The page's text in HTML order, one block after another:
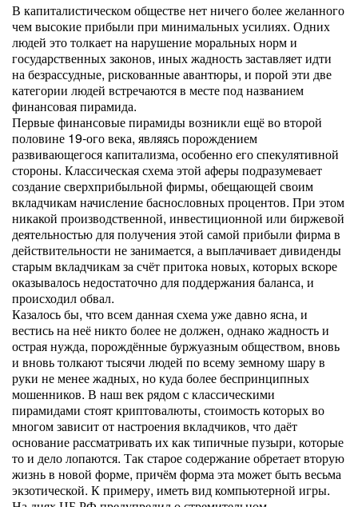
В капиталистическом обществе нет ничего более желанного
чем высокие прибыли при минимальных усилиях. Одних
людей это толкает на нарушение моральных норм и
государственных законов, иных жадность заставляет идти
на безрассудные, рискованные авантюры, и порой эти две
категории людей встречаются в месте под названием
финансовая пирамида.
Первые финансовые пирамиды возникли ещё во второй
половине 19-ого века, являясь порождением
развивающегося капитализма, особенно его спекулятивной
стороны. Классическая схема этой аферы подразумевает
создание сверхприбыльной фирмы, обещающей своим
вкладчикам начисление баснословных процентов. При этом
никакой производственной, инвестиционной или биржевой
деятельностью для получения этой самой прибыли фирма в
действительности не занимается, а выплачивает дивиденды
старым вкладчикам за счёт притока новых, которых вскоре
оказывалось недостаточно для поддержания баланса, и
происходил обвал.
Казалось бы, что всем данная схема уже давно ясна, и
вестись на неё никто более не должен, однако жадность и
острая нужда, порождённые буржуазным обществом, вновь
и вновь толкают тысячи людей по всему земному шару в
руки не менее жадных, но куда более беспринципных
мошенников. В наш век рядом с классическими
пирамидами стоят криптовалюты, стоимость которых во
многом зависит от настроения вкладчиков, что даёт
основание рассматривать их как типичные пузыри, которые
то и дело лопаются. Так старое содержание обретает вторую
жизнь в новой форме, причём форма эта может быть весьма
экзотической. К примеру, иметь вид компьютерной игры.